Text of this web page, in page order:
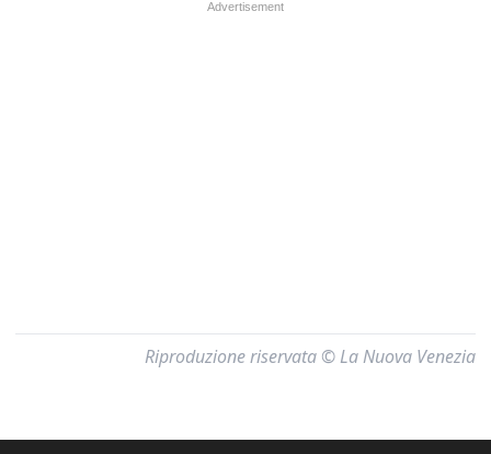
Riproduzione riservata © La Nuova Venezia